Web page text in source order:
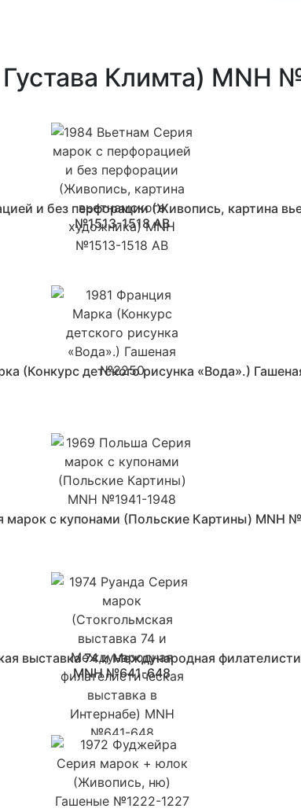
Климта) MNH
и без перфорации (Живопись, картина
№1513-1518 AB
(Конкурс детского рисунка «Вода».)
марок с купонами (Польские Картины) MNH
выставка 74 и Международная
MNH №641-648